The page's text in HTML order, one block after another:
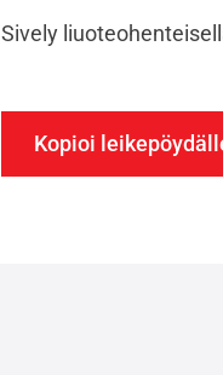
Sively
Kopioi